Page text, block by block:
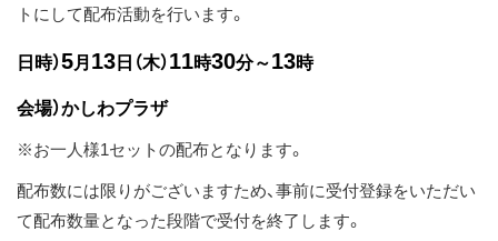
トにして配布活動を行います。
日時）5月13日（木）11時30分～13時
会場）かしわプラザ
※お一人様1セットの配布となります。
配布数には限りがございますため、事前に受付登録をいただい
て配布数量となった段階で受付を終了します。